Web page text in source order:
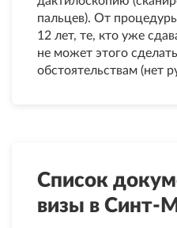
пальцев). От
12 лет, те, кто уже
не может этого
обстоятельствам (нет
Список
визы в Синт-